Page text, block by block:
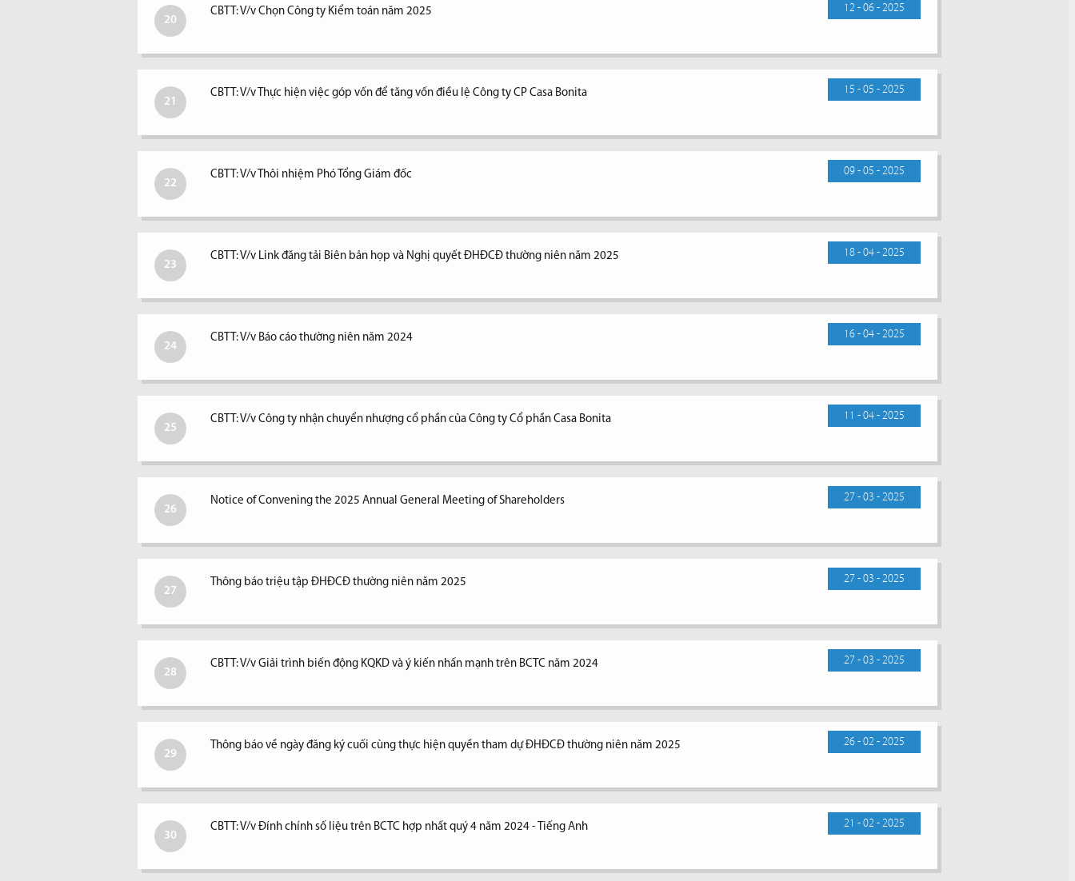
20
12 - 06 - 2025
CBTT: V/v Chọn Công ty Kiểm toán năm 2025
21
15 - 05 - 2025
CBTT: V/v Thực hiện việc góp vốn để tăng vốn điều lệ Công ty CP Casa Bonita
22
09 - 05 - 2025
CBTT: V/v Thôi nhiệm Phó Tổng Giám đốc
23
18 - 04 - 2025
CBTT: V/v Link đăng tải Biên bản họp và Nghị quyết ĐHĐCĐ thường niên năm 2025
24
16 - 04 - 2025
CBTT: V/v Báo cáo thường niên năm 2024
25
11 - 04 - 2025
CBTT: V/v Công ty nhận chuyển nhượng cổ phần của Công ty Cổ phần Casa Bonita
26
27 - 03 - 2025
Notice of Convening the 2025 Annual General Meeting of Shareholders
27
27 - 03 - 2025
Thông báo triệu tập ĐHĐCĐ thường niên năm 2025
28
27 - 03 - 2025
CBTT: V/v Giải trình biến động KQKD và ý kiến nhấn mạnh trên BCTC năm 2024
29
26 - 02 - 2025
Thông báo về ngày đăng ký cuối cùng thực hiện quyền tham dự ĐHĐCĐ thường niên năm 2025
30
21 - 02 - 2025
CBTT: V/v Đính chính số liệu trên BCTC hợp nhất quý 4 năm 2024 - Tiếng Anh